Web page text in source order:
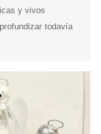
y vivos
todavía